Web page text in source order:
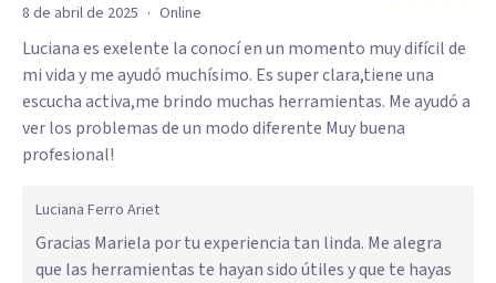
8 de abril de 2025 · Online
Luciana es exelente la conocí en un momento muy difícil de
mi vida y me ayudó muchísimo. Es super clara,tiene una
escucha activa,me brindo muchas herramientas. Me ayudó a
ver los problemas de un modo diferente Muy buena
profesional!
Luciana Ferro Ariet
Gracias Mariela por tu experiencia tan linda. Me alegra
que las herramientas te hayan sido útiles y que te hayas